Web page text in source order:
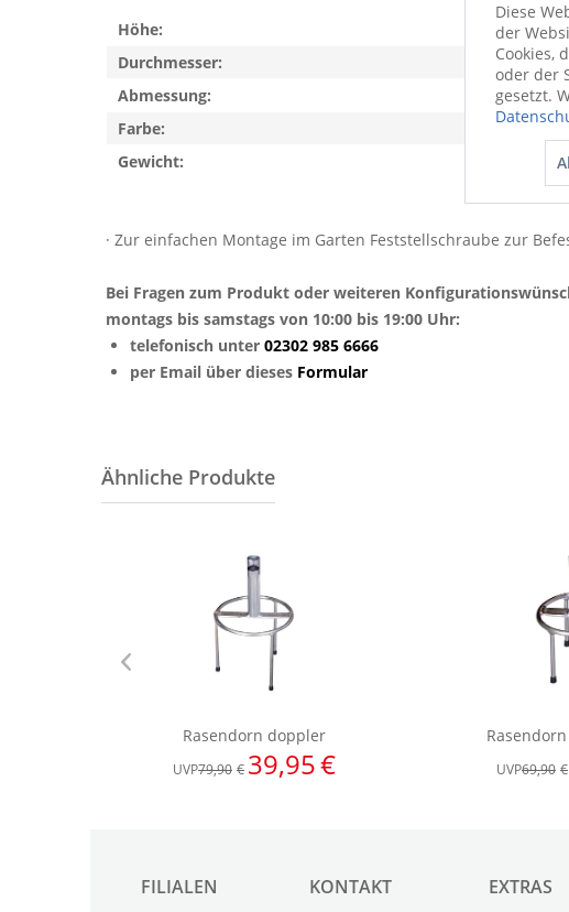
· Zur einfachen Montage im Garten Feststellschraube zur
Bei Fragen zum Produkt oder weiteren
montags bis samstags von 10:00 bis 19:00 Uhr:
telefonisch unter 02302 985 6666
per Email über dieses Formular
Höhe:
39.50 cm
Durchmesser:
25 cm
Abmessung:
DH
Farbe:
Gewicht:
FILIALEN KONTAKT EXTRAS
Diese
der
Cookies,
oder der
gesetzt.